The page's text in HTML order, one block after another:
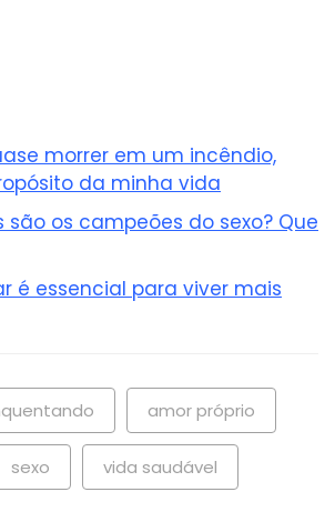
morrer em um incêndio,
da minha vida
são os campeões do sexo? Que
é essencial para viver mais
amor próprio
sexo vida saudável